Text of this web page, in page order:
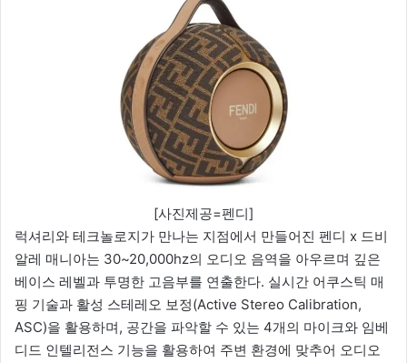
[사진제공=펜디]
럭셔리와 테크놀로지가 만나는 지점에서 만들어진 펜디 x 드비
알레 매니아는 30~20,000hz의 오디오 음역을 아우르며 깊은
베이스 레벨과 투명한 고음부를 연출한다. 실시간 어쿠스틱 매
핑 기술과 활성 스테레오 보정(Active Stereo Calibration,
ASC)을 활용하며, 공간을 파악할 수 있는 4개의 마이크와 임베
디드 인텔리전스 기능을 활용하여 주변 환경에 맞추어 오디오